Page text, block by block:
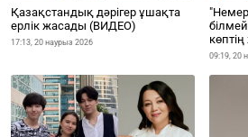
Қазақстандық дәрігер ұшақта
ерлік жасады (ВИДЕО)
17:13, 20 наурыз 2026
09:19, 20